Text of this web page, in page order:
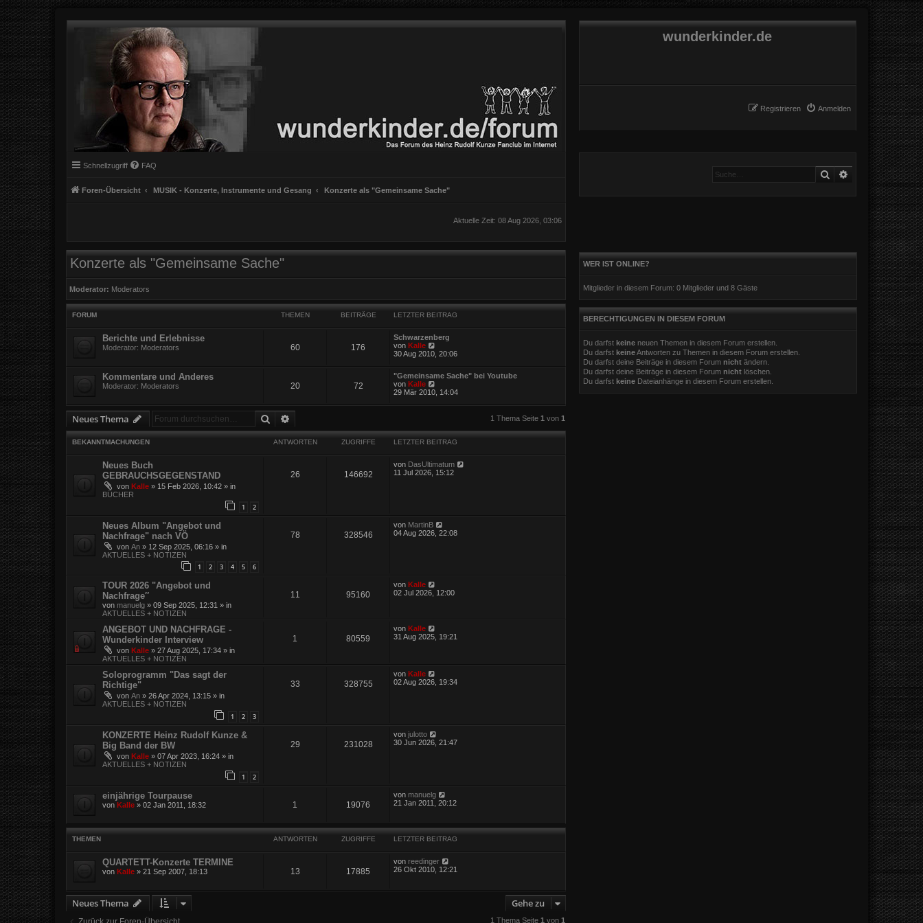
wunderkinder.de
Anmelden
Registrieren
Schnellzugriff FAQ
Foren-Übersicht MUSIK - Konzerte, Instrumente und Gesang Konzerte als "Gemeinsame Sache"
Suche Erweiterte Suche
Aktuelle Zeit: 08 Aug 2026, 03:06
Konzerte als "Gemeinsame Sache"
Moderator: Moderators
FORUM THEMEN BEITRÄGE LETZTER BEITRAG
Berichte und Erlebnisse
Moderator: Moderators 60 176
Schwarzenberg
vonKalle
e
e
s
e
t
r
30 Aug 2010, 20:06
Kommentare und Anderes
Moderator: Moderators 20 72
"Gemeinsame Sache" bei Youtube
vonKalle
e
e
r
e
i
t
29 Mär 2010, 14:04
Neues Thema Suche 1 Thema Seite 1 von 1
BEKANNTMACHUNGEN ANTWORTEN ZUGRIFFE LETZTER BEITRAG
Neues Buch
GEBRAUCHSGEGENSTAND
von Kalle » 15 Feb 2026, 10:42 » in
BÜCHER
1 2
26 146692
von DasUltimatum
11 Jul 2026, 15:12
Neues Album "Angebot und
Nachfrage" nach VÖ
von An » 12 Sep 2025, 06:16 » in
AKTUELLES + NOTIZEN
1 2 3 4 5 6
78 328546
von MartinB
04 Aug 2026, 22:08
TOUR 2026 "Angebot und
Nachfrage″
von manuelg » 09 Sep 2025, 12:31 » in
AKTUELLES + NOTIZEN
11 95160
von Kalle
02 Jul 2026, 12:00
ANGEBOT UND NACHFRAGE -
Wunderkinder Interview
von Kalle » 27 Aug 2025, 17:34 » in
AKTUELLES + NOTIZEN
1 80559
von Kalle
31 Aug 2025, 19:21
Soloprogramm "Das sagt der
Richtige"
von An » 26 Apr 2024, 13:15 » in
AKTUELLES + NOTIZEN
1 2 3
33 328755
von Kalle
02 Aug 2026, 19:34
KONZERTE Heinz Rudolf Kunze &
Big Band der BW
von Kalle » 07 Apr 2023, 16:24 » in
AKTUELLES + NOTIZEN
1 2
29 231028
vonjulotto
30 Jun 2026, 21:47
einjährige Tourpause
von Kalle » 02 Jan 2011, 18:32 1 19076
vonmanuelg
21 Jan 2011, 20:12
THEMEN ANTWORTEN ZUGRIFFE LETZTER BEITRAG
QUARTETT-Konzerte TERMINE
von Kalle » 21 Sep 2007, 18:13 13 17885
vonreedinger
26 Okt 2010, 12:21
Neues Thema Gehe zu
1 Thema Seite 1 von 1
WER IST ONLINE?
Mitglieder in diesem Forum: 0 Mitglieder und 8 Gäste
BERECHTIGUNGEN IN DIESEM FORUM
Du darfst keineneuen Themen in diesem Forum erstellen.
Du darfst keineAntworten zu Themen in diesem Forum erstellen.
Du darfst deine Beiträge in diesem Forum nichtändern.
Du darfst deine Beiträge in diesem Forum nichtlöschen.
Du darfst keineDateianhänge in diesem Forum erstellen.